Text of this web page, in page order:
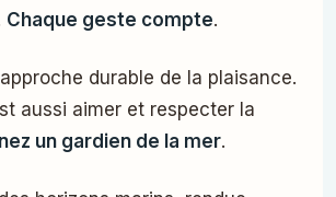
Chaque geste compte.
durable de la plaisance.
aussi aimer et respecter la
un gardien de la mer.